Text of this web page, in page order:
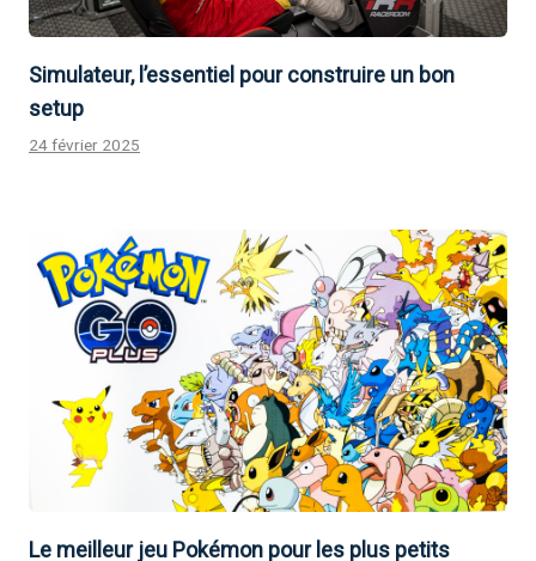
Simulateur, l’essentiel pour construire un bon
setup
24 février 2025
Le meilleur jeu Pokémon pour les plus petits